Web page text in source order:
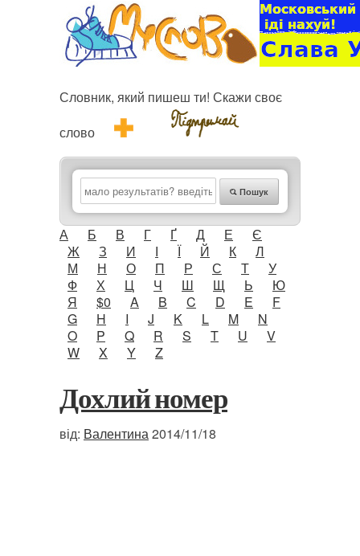
Словник, який пишеш ти! Скажи своє
слово
Пошук
А Б В Г Ґ Д Е
Є
Ж
З И І Ї Й К
Л
М
Н О П Р С Т
У
Ф
Х Ц Ч Ш Щ Ь
Ю
Я
$0 A B C D E
F
G
H I J K L M
N
O
P Q R S T U
V
W
X Y Z
Дохлий номер
від: Валентина2014/11/18